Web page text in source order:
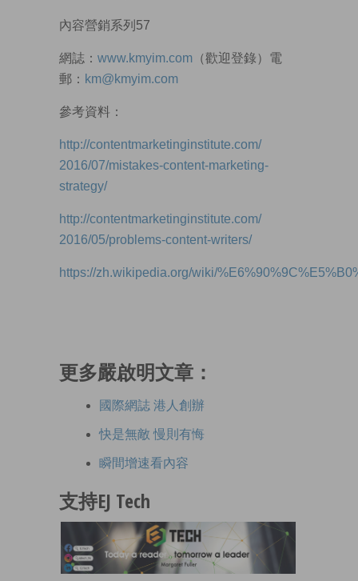
內容營銷系列57
網誌： www.kmyim.com （歡迎登錄）電
郵： km@kmyim.com
參考資料：
http://contentmarketinginstitute.com/
2016/07/mistakes-content-marketing-
strategy/
http://contentmarketinginstitute.com/
2016/05/problems-content-writers/
https://zh.wikipedia.org/wiki/
更多嚴啟明文章：
國際網誌 港人創辦
快是無敵 慢則有悔
瞬間增速看內容
支持EJ Tech